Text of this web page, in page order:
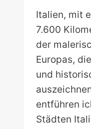
Italien, mit
7.600
der
Europas,
und
entführen
Städten